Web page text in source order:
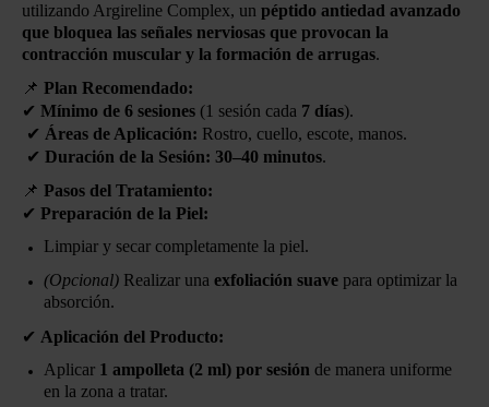
utilizando Argireline Complex, un péptido antiedad avanzado
que bloquea las señales nerviosas que provocan la
contracción muscular y la formación de arrugas.
📌 Plan Recomendado:
✔ Mínimo de 6 sesiones (1 sesión cada 7 días).
✔ Áreas de Aplicación: Rostro, cuello, escote, manos.
✔ Duración de la Sesión: 30–40 minutos.
📌 Pasos del Tratamiento:
✔ Preparación de la Piel:
Limpiar y secar completamente la piel.
(Opcional) Realizar una exfoliación suave para optimizar la
absorción.
✔ Aplicación del Producto:
Aplicar 1 ampolleta (2 ml) por sesión de manera uniforme
en la zona a tratar.